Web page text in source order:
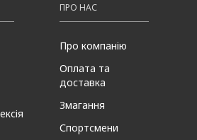
ПРО НАС
Про компанію
Оплата та
доставка
Змагання
Спортсмени